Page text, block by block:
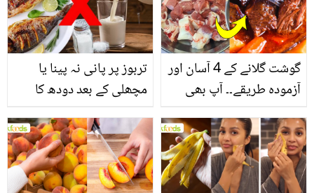
تربوز پر پانی نہ پینا یا
مچھلی کے بعد دودھ کا
استعمال۔۔ جانیں کھانوں
سے متعلق غلط فہمیوں کی
حقیقت کیا ہے اور افواہ
کیا؟
گوشت گلانے کے 4 آسان اور
آزمودہ طریقے۔۔ آپ بھی
جانیں انٹرنیشنل شیف کے
بتائے راز